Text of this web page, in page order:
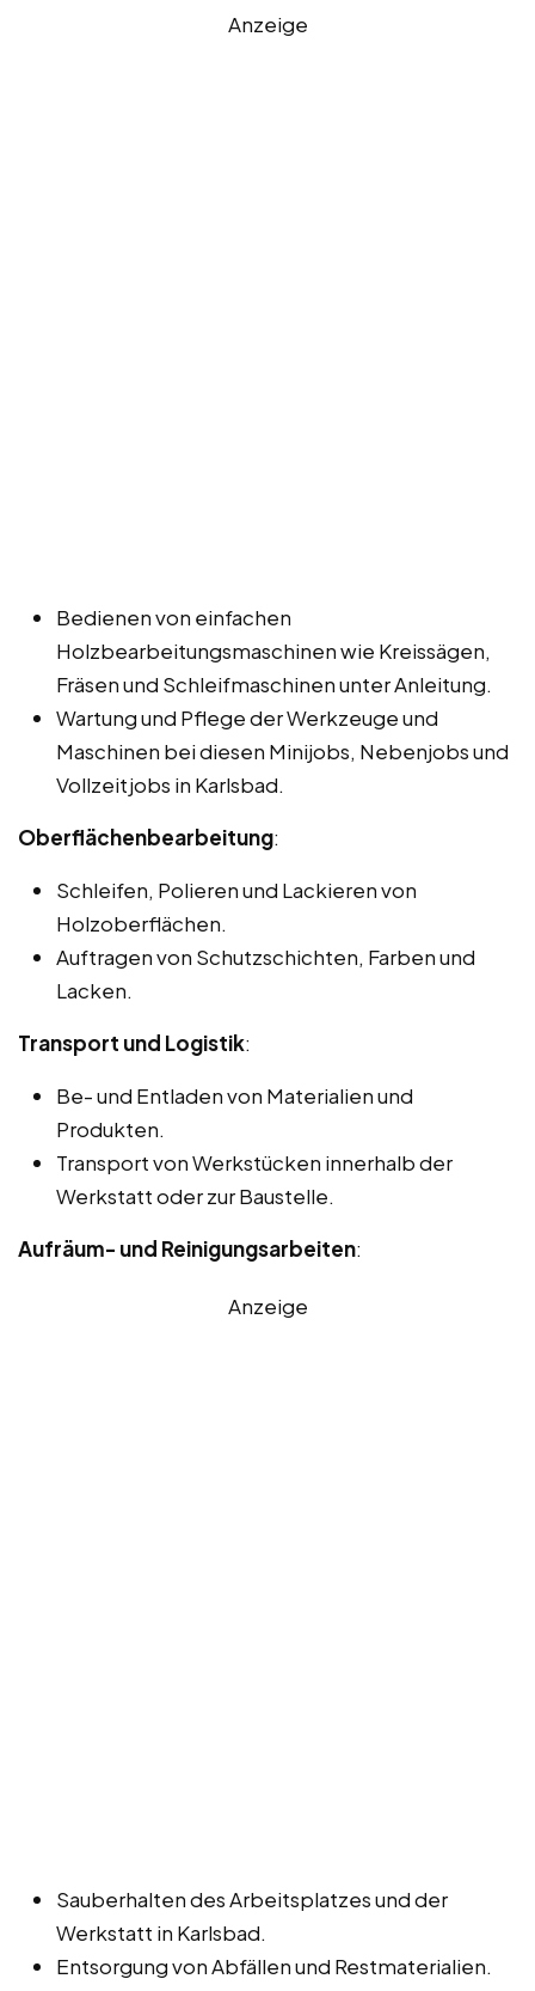
Anzeige
Bedienen von einfachen
Holzbearbeitungsmaschinen wie Kreissägen,
Fräsen und Schleifmaschinen unter Anleitung.
Wartung und Pflege der Werkzeuge und
Maschinen bei diesen Minijobs, Nebenjobs und
Vollzeitjobs in Karlsbad.
Oberflächenbearbeitung:
Schleifen, Polieren und Lackieren von
Holzoberflächen.
Auftragen von Schutzschichten, Farben und
Lacken.
Transport und Logistik:
Be- und Entladen von Materialien und
Produkten.
Transport von Werkstücken innerhalb der
Werkstatt oder zur Baustelle.
Aufräum- und Reinigungsarbeiten:
Anzeige
Sauberhalten des Arbeitsplatzes und der
Werkstatt in Karlsbad.
Entsorgung von Abfällen und Restmaterialien.